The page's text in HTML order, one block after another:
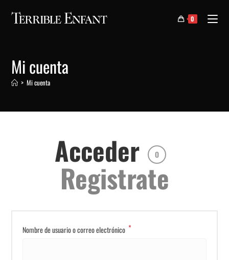
0
Mi cuenta
> Mi cuenta
Acceder O
Registrate
Nombre de usuario o correo electrónico *